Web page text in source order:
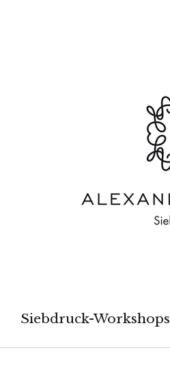
Siebdruck-Workshops